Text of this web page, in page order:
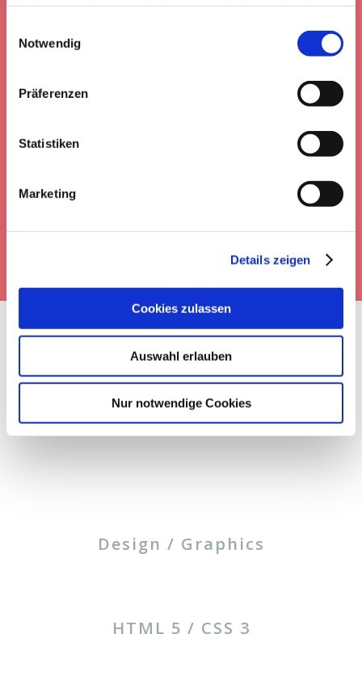
Notwendig
Präferenzen
Statistiken
Marketing
Details zeigen
Cookies zulassen
Auswahl erlauben
Nur notwendige Cookies
HAPPY CLIENTS
Design / Graphics
HTML 5 / CSS 3